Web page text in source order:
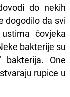
do nekih
dogodilo da svi
čovjeka
bakterije su
One
rupice u